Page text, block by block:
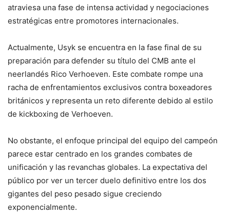
atraviesa una fase de intensa actividad y negociaciones
estratégicas entre promotores internacionales.
Actualmente, Usyk se encuentra en la fase final de su
preparación para defender su título del CMB ante el
neerlandés Rico Verhoeven. Este combate rompe una
racha de enfrentamientos exclusivos contra boxeadores
británicos y representa un reto diferente debido al estilo
de kickboxing de Verhoeven.
No obstante, el enfoque principal del equipo del campeón
parece estar centrado en los grandes combates de
unificación y las revanchas globales. La expectativa del
público por ver un tercer duelo definitivo entre los dos
gigantes del peso pesado sigue creciendo
exponencialmente.